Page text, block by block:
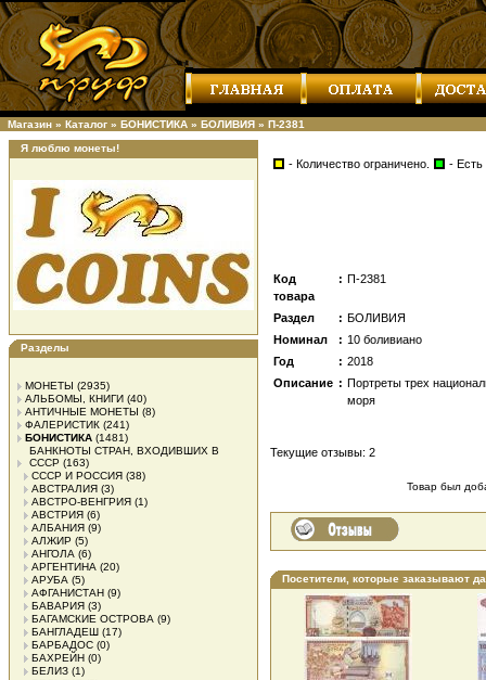
Магазин » Каталог » БОНИСТИКА » БОЛИВИЯ » П-2381
Я люблю монеты!
Разделы
МОНЕТЫ (2935)
АЛЬБОМЫ, КНИГИ (40)
АНТИЧНЫЕ МОНЕТЫ (8)
ФАЛЕРИСТИК (241)
БОНИСТИКА (1481)
БАНКНОТЫ СТРАН, ВХОДИВШИХ В
СССР (163)
СССР И РОССИЯ (38)
АВСТРАЛИЯ (3)
АВСТРО-ВЕНГРИЯ (1)
АВСТРИЯ (6)
АЛБАНИЯ (9)
АЛЖИР (5)
АНГОЛА (6)
АРГЕНТИНА (20)
АРУБА (5)
АФГАНИСТАН (9)
БАВАРИЯ (3)
БАГАМСКИЕ ОСТРОВА (9)
БАНГЛАДЕШ (17)
БАРБАДОС (0)
БАХРЕЙН (0)
БЕЛИЗ (1)
- Количество ограничено. - Есть
Код
товара
: П-2381
Раздел : БОЛИВИЯ
Номинал
: 10 боливиано
Год
: 2018
Описание : Портреты трех
моря
Текущие отзывы: 2
Товар был
Посетители, которые заказывают